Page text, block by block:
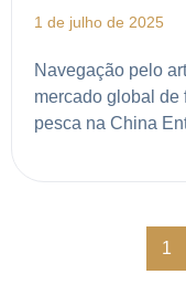
1 de julho de 2025
Navegação pelo
mercado global de
pesca na China
1